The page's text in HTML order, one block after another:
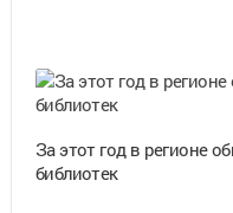
За этот год в регионе
библиотек